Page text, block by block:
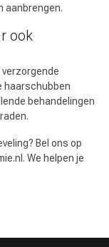
aanbrengen.
ook
haarschubben
behandelingen
Bel ons op
. We helpen je